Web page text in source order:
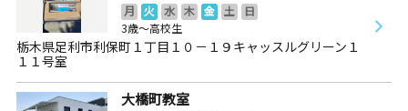
月 火 水 木 金 土
日
3歳～高校生
栃木県足利市利保町１丁目１０－１９キャッスルグリーン１
１１号室
大橋町教室